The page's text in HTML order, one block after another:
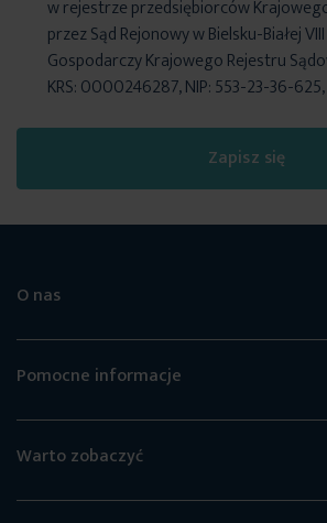
Zapisz się
w rejestrze przedsiębiorców
przez Sąd Rejonowy w Bielsku-Białej
Gospodarczy Krajowego Rejestru
KRS: 0000246287, NIP: 553-23-36-
O nas
Pomocne informacje
Warto zobaczyć